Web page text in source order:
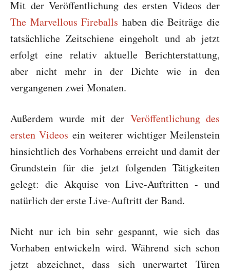
Mit der Veröffentlichung des ersten Videos der
The Marvellous Fireballs haben die Beiträge die
tatsächliche Zeitschiene eingeholt und ab jetzt
erfolgt eine relativ aktuelle Berichterstattung,
aber nicht mehr in der Dichte wie in den
vergangenen zwei Monaten.
Außerdem wurde mit der Veröffentlichung des
ersten Videos ein weiterer wichtiger Meilenstein
hinsichtlich des Vorhabens erreicht und damit der
Grundstein für die jetzt folgenden Tätigkeiten
gelegt: die Akquise von Live-Auftritten - und
natürlich der erste Live-Auftritt der Band.
Nicht nur ich bin sehr gespannt, wie sich das
Vorhaben entwickeln wird. Während sich schon
jetzt abzeichnet, dass sich unerwartet Türen